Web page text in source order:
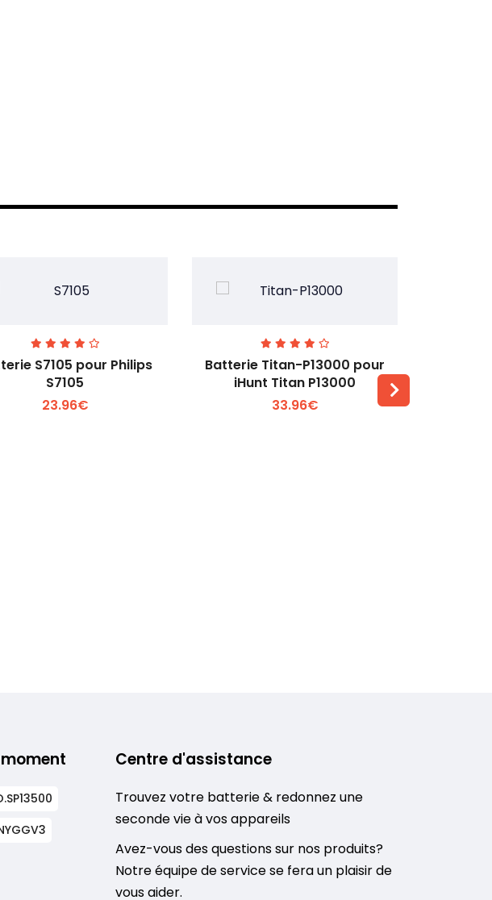
Voir plus +
S7105 pour Philips
S7105
23.96€
Voir plus +
Batterie Titan-P13000 pour
iHunt Titan P13000
33.96€
Centre d'assistance
Trouvez votre batterie & redonnez une
seconde vie à vos appareils
Avez-vous des questions sur nos produits?
Notre équipe de service se fera un plaisir de
vous aider.